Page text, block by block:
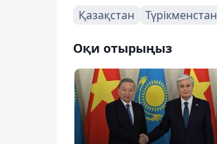
Қазақстан Түрікменстан
Оқи отырыңыз